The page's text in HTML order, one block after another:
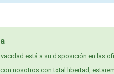
está a su disposición en las
nosotros con total libertad,